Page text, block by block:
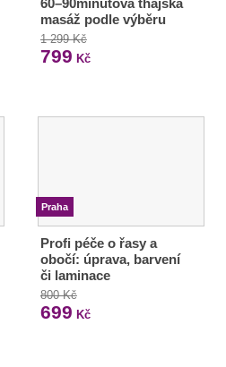
60–90minutová thajská
masáž podle výběru
1 299 Kč
799 Kč
Praha
Profi péče o řasy a
obočí: úprava, barvení
či laminace
800 Kč
699 Kč